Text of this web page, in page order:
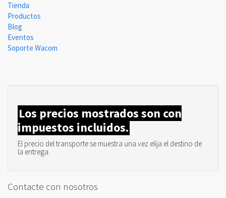
Tienda
Productos
Blog
Eventos
Soporte Wacom
Los precios mostrados son con
impuestos incluidos.
El precio del transporte se muestra una vez elija el destino de
la entrega.
Contacte con nosotros